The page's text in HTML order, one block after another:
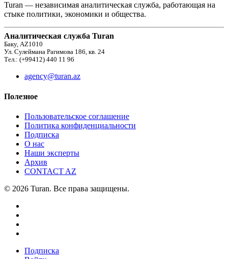
Turan — независимая аналитическая служба, работающая на
стыке политики, экономики и общества.
Аналитическая служба Turan
Баку, AZ1010
Ул. Сулеймана Рагимова 186, кв. 24
Тел.: (+99412) 440 11 96
agency@turan.az
Полезное
Пользовательское соглашение
Политика конфиденциальности
Подписка
О нас
Наши эксперты
Архив
CONTACT AZ
© 2026 Turan. Все права защищены.
Подписка